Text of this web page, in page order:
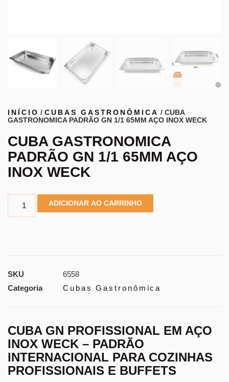
INÍCIO /CUBAS GASTRONÔMICA / CUBA
GASTRONOMICA PADRÃO GN 1/1 65MM AÇO INOX WECK
CUBA GASTRONOMICA
PADRÃO GN 1/1 65MM AÇO
INOX WECK
ADICIONAR AO CARRINHO
SKU
6558
Categoria
Cubas Gastronômica
CUBA GN PROFISSIONAL EM AÇO
INOX WECK – PADRÃO
INTERNACIONAL PARA COZINHAS
PROFISSIONAIS E BUFFETS